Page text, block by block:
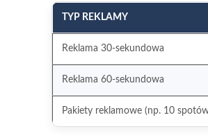
TYP REKLAMY
Reklama 30-sekundowa
Reklama 60-sekundowa
Pakiety reklamowe (np. 10